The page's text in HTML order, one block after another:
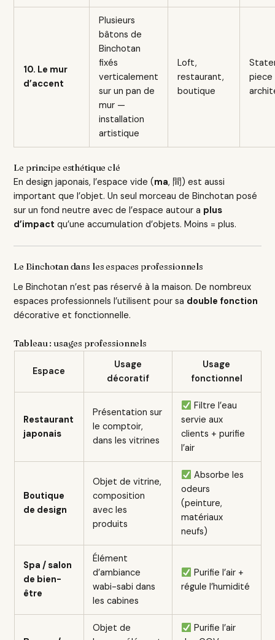
10. Le mur
d’accent
Plusieurs
bâtons de
Binchotan
fixés
verticalement
sur un pan de
mur —
installation
artistique
Loft,
restaurant,
boutique
piece
Le principe esthétique clé
En design japonais, l’espace vide (ma, 間) est aussi
important que l’objet. Un seul morceau de Binchotan posé
sur un fond neutre avec de l’espace autour a plus
d’impact qu’une accumulation d’objets. Moins = plus.
Le Binchotan dans les espaces professionnels
Le Binchotan n’est pas réservé à la maison. De nombreux
espaces professionnels l’utilisent pour sa double fonction
décorative et fonctionnelle.
Tableau : usages professionnels
Espace
Usage
décoratif
Usage
fonctionnel
Restaurant
japonais
Présentation sur
le comptoir,
dans les vitrines
Filtre l’eau
servie aux
clients + purifie
l’air
Boutique
de design
Objet de vitrine,
composition
avec les
produits
Absorbe les
odeurs
(peinture,
matériaux
neufs)
Spa / salon
de bien-
être
Élément
d’ambiance
wabi-sabi dans
les cabines
Purifie l’air +
régule l’humidité
Objet de
Purifie l’air